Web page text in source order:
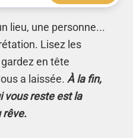
lieu, une personne...
Lisez les
en tête
a laissée. À la fin,
vous reste est la
rêve.